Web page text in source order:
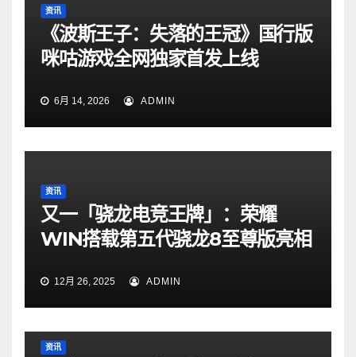
资讯
《波斯王子：失落的王冠》国行版
咪咕游戏全网独家首发上线
6月 14, 2026 ADMIN
资讯
又一「骁龙电竞王牌」：荣耀
WIN搭载第五代骁龙8至尊版亮相
12月 26, 2025 ADMIN
资讯